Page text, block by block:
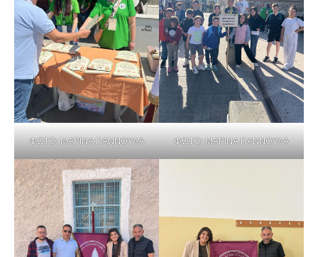
ΦΩΤΟ: ΜΑΡΙΝΑ ΓΙΑΝΝΟΥΛΑ ΦΩΤΟ: ΜΑΡΙΝΑ ΓΙΑΝΝΟΥΛΑ